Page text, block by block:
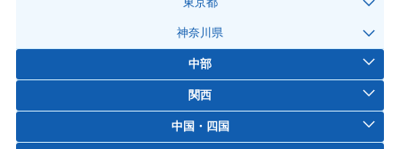
神奈川県
中部
関西
中国・四国